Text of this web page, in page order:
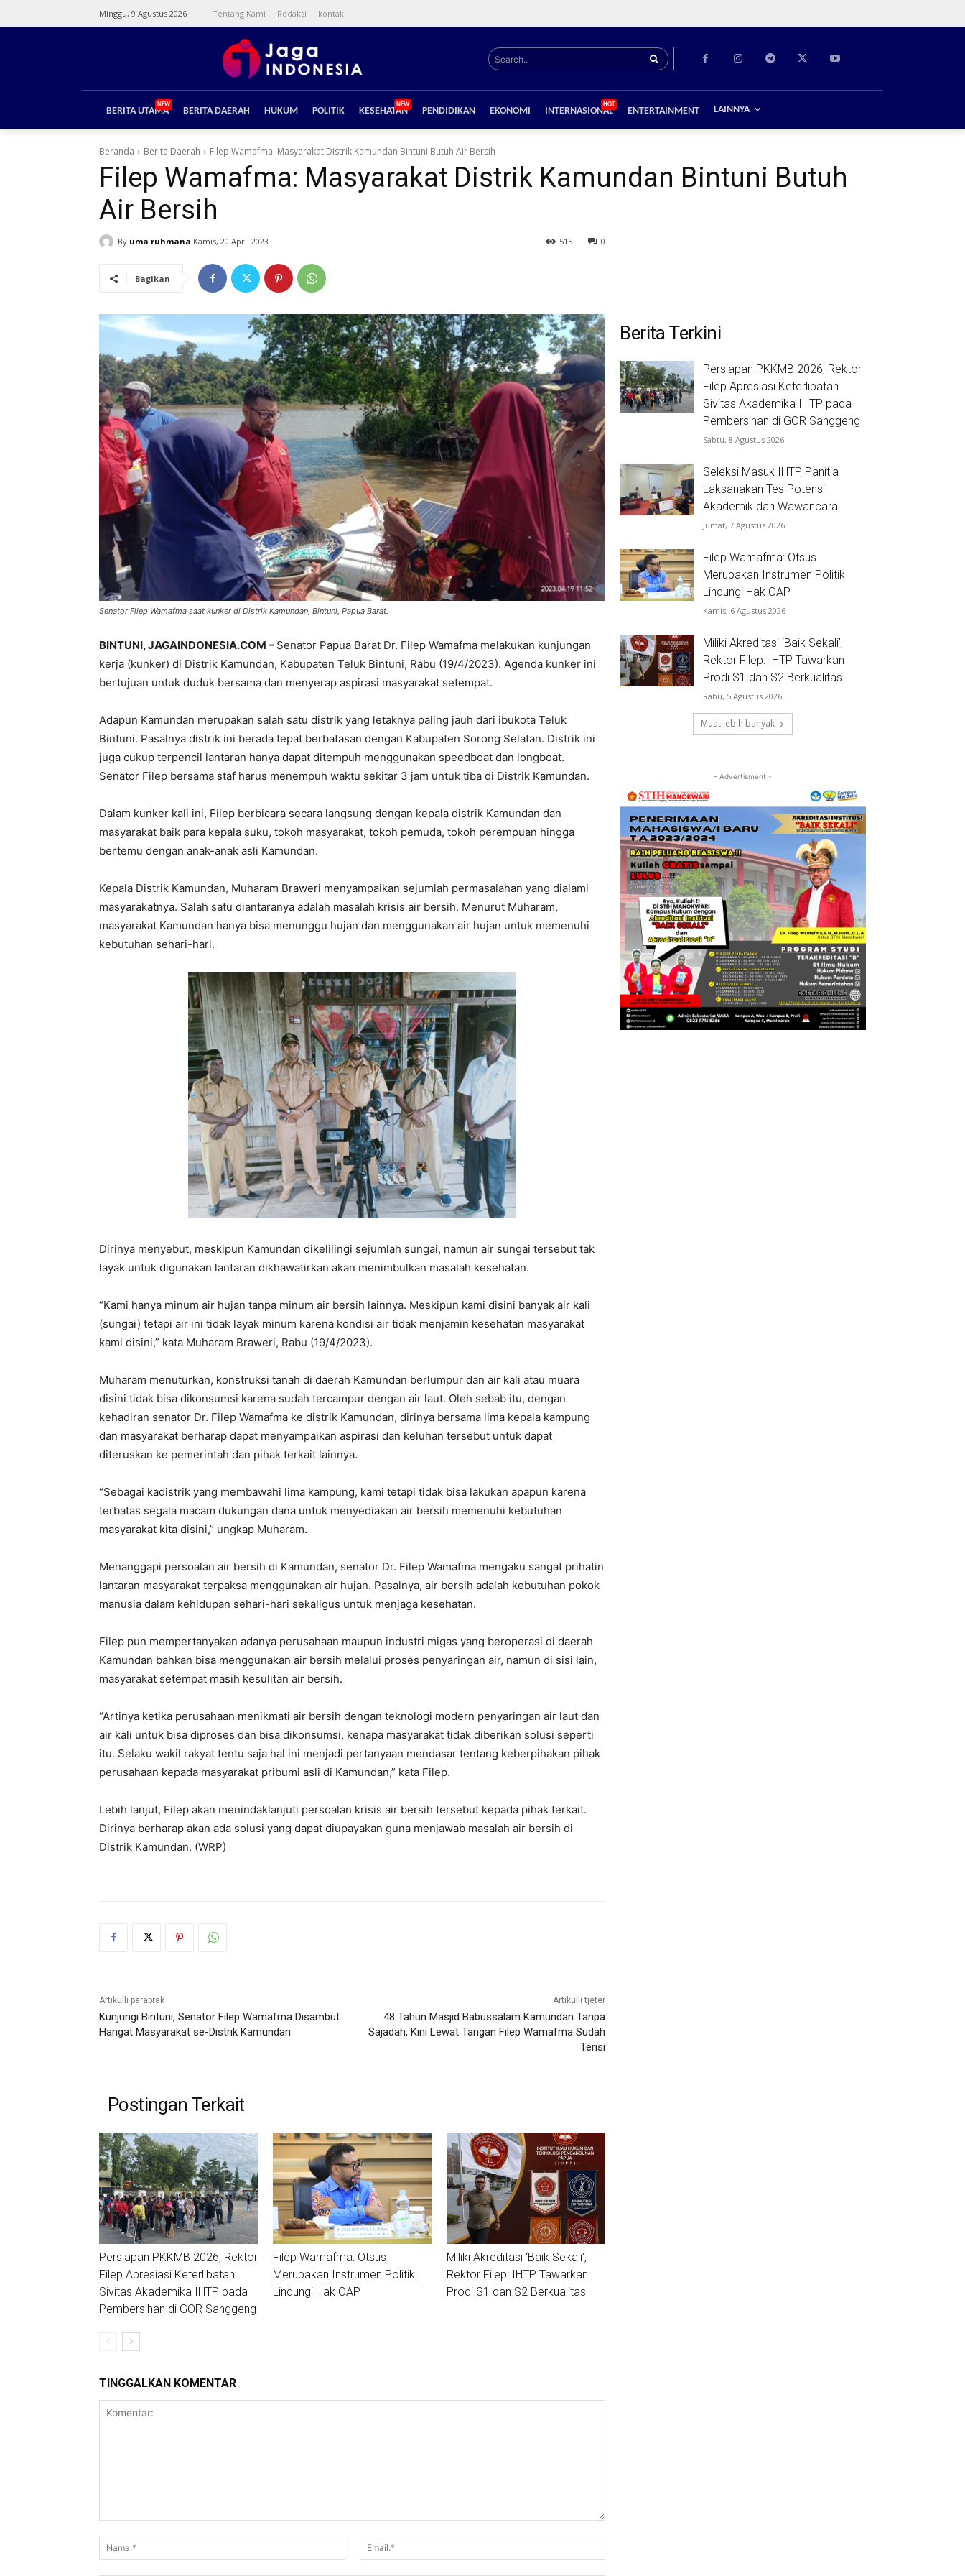
Minggu, 9 Agustus 2026 Tentang Kami Redaksi kontak
Search..
BERITA UTAMA
NEW
BERITA DAERAH HUKUM POLITIK KESEHATAN
NEW
PENDIDIKAN EKONOMI INTERNASIONAL
HOT
ENTERTAINMENT LAINNYA
Beranda Berita Daerah Filep Wamafma: Masyarakat Distrik Kamundan Bintuni Butuh Air Bersih
Filep Wamafma: Masyarakat Distrik Kamundan Bintuni Butuh
Air Bersih
By uma ruhmana Kamis, 20 April 2023 0
515
Bagikan
Senator Filep Wamafma saat kunker di Distrik Kamundan, Bintuni, Papua Barat.
BINTUNI, JAGAINDONESIA.COM – Senator Papua Barat Dr. Filep Wamafma melakukan kunjungan
kerja (kunker) di Distrik Kamundan, Kabupaten Teluk Bintuni, Rabu (19/4/2023). Agenda kunker ini
bertujuan untuk duduk bersama dan menyerap aspirasi masyarakat setempat.
Adapun Kamundan merupakan salah satu distrik yang letaknya paling jauh dari ibukota Teluk
Bintuni. Pasalnya distrik ini berada tepat berbatasan dengan Kabupaten Sorong Selatan. Distrik ini
juga cukup terpencil lantaran hanya dapat ditempuh menggunakan speedboat dan longboat.
Senator Filep bersama staf harus menempuh waktu sekitar 3 jam untuk tiba di Distrik Kamundan.
Dalam kunker kali ini, Filep berbicara secara langsung dengan kepala distrik Kamundan dan
masyarakat baik para kepala suku, tokoh masyarakat, tokoh pemuda, tokoh perempuan hingga
bertemu dengan anak-anak asli Kamundan.
Kepala Distrik Kamundan, Muharam Braweri menyampaikan sejumlah permasalahan yang dialami
masyarakatnya. Salah satu diantaranya adalah masalah krisis air bersih. Menurut Muharam,
masyarakat Kamundan hanya bisa menunggu hujan dan menggunakan air hujan untuk memenuhi
kebutuhan sehari-hari.
Dirinya menyebut, meskipun Kamundan dikelilingi sejumlah sungai, namun air sungai tersebut tak
layak untuk digunakan lantaran dikhawatirkan akan menimbulkan masalah kesehatan.
“Kami hanya minum air hujan tanpa minum air bersih lainnya. Meskipun kami disini banyak air kali
(sungai) tetapi air ini tidak layak minum karena kondisi air tidak menjamin kesehatan masyarakat
kami disini,” kata Muharam Braweri, Rabu (19/4/2023).
Muharam menuturkan, konstruksi tanah di daerah Kamundan berlumpur dan air kali atau muara
disini tidak bisa dikonsumsi karena sudah tercampur dengan air laut. Oleh sebab itu, dengan
kehadiran senator Dr. Filep Wamafma ke distrik Kamundan, dirinya bersama lima kepala kampung
dan masyarakat berharap dapat menyampaikan aspirasi dan keluhan tersebut untuk dapat
diteruskan ke pemerintah dan pihak terkait lainnya.
“Sebagai kadistrik yang membawahi lima kampung, kami tetapi tidak bisa lakukan apapun karena
terbatas segala macam dukungan dana untuk menyediakan air bersih memenuhi kebutuhan
masyarakat kita disini,” ungkap Muharam.
Menanggapi persoalan air bersih di Kamundan, senator Dr. Filep Wamafma mengaku sangat prihatin
lantaran masyarakat terpaksa menggunakan air hujan. Pasalnya, air bersih adalah kebutuhan pokok
manusia dalam kehidupan sehari-hari sekaligus untuk menjaga kesehatan.
Filep pun mempertanyakan adanya perusahaan maupun industri migas yang beroperasi di daerah
Kamundan bahkan bisa menggunakan air bersih melalui proses penyaringan air, namun di sisi lain,
masyarakat setempat masih kesulitan air bersih.
“Artinya ketika perusahaan menikmati air bersih dengan teknologi modern penyaringan air laut dan
air kali untuk bisa diproses dan bisa dikonsumsi, kenapa masyarakat tidak diberikan solusi seperti
itu. Selaku wakil rakyat tentu saja hal ini menjadi pertanyaan mendasar tentang keberpihakan pihak
perusahaan kepada masyarakat pribumi asli di Kamundan,” kata Filep.
Lebih lanjut, Filep akan menindaklanjuti persoalan krisis air bersih tersebut kepada pihak terkait.
Dirinya berharap akan ada solusi yang dapat diupayakan guna menjawab masalah air bersih di
Distrik Kamundan. (WRP)
Artikulli paraprak
Kunjungi Bintuni, Senator Filep Wamafma Disambut
Hangat Masyarakat se-Distrik Kamundan
Artikulli tjetër
48 Tahun Masjid Babussalam Kamundan Tanpa
Sajadah, Kini Lewat Tangan Filep Wamafma Sudah
Terisi
Postingan Terkait
Persiapan PKKMB 2026, Rektor
Filep Apresiasi Keterlibatan
Sivitas Akademika IHTP pada
Pembersihan di GOR Sanggeng
Filep Wamafma: Otsus
Merupakan Instrumen Politik
Lindungi Hak OAP
Miliki Akreditasi ‘Baik Sekali’,
Rektor Filep: IHTP Tawarkan
Prodi S1 dan S2 Berkualitas
TINGGALKAN KOMENTAR
Nama:*
Berita Terkini
Persiapan PKKMB 2026, Rektor
Filep Apresiasi Keterlibatan
Sivitas Akademika IHTP pada
Pembersihan di GOR Sanggeng
Sabtu, 8 Agustus 2026
Seleksi Masuk IHTP, Panitia
Laksanakan Tes Potensi
Akademik dan Wawancara
Jumat, 7 Agustus 2026
Filep Wamafma: Otsus
Merupakan Instrumen Politik
Lindungi Hak OAP
Kamis, 6 Agustus 2026
Miliki Akreditasi ‘Baik Sekali’,
Rektor Filep: IHTP Tawarkan
Prodi S1 dan S2 Berkualitas
Rabu, 5 Agustus 2026
Muat lebih banyak
- Advertisment -